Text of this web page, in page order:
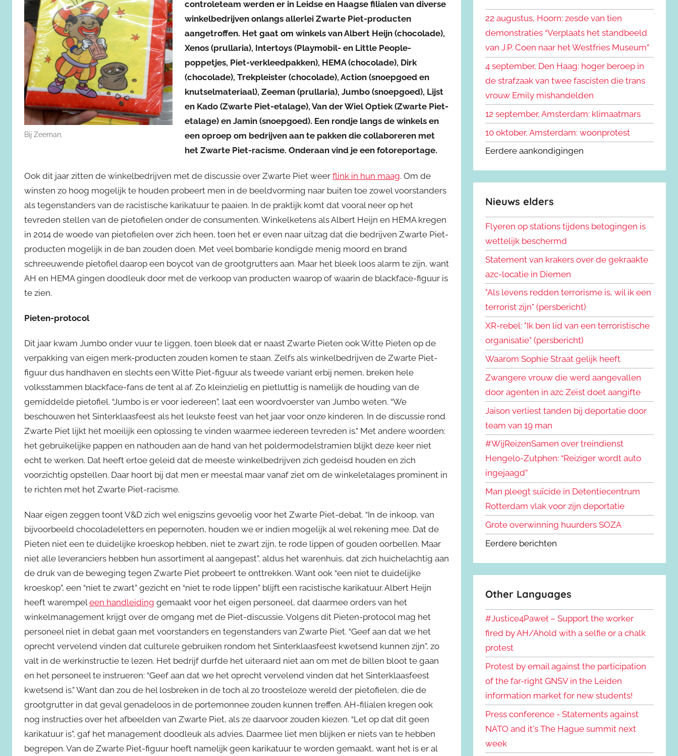
Bij Zeeman.
controleteam werden er in Leidse en Haagse filialen van diverse
winkelbedrijven onlangs allerlei Zwarte Piet-producten
aangetroffen. Het gaat om winkels van Albert Heijn (chocolade),
Xenos (prullaria), Intertoys (Playmobil- en Little People-
poppetjes, Piet-verkleedpakken), HEMA (chocolade), Dirk
(chocolade), Trekpleister (chocolade), Action (snoepgoed en
knutselmateriaal), Zeeman (prullaria), Jumbo (snoepgoed), Lijst
en Kado (Zwarte Piet-etalage), Van der Wiel Optiek (Zwarte Piet-
etalage) en Jamin (snoepgoed). Een rondje langs de winkels en
een oproep om bedrijven aan te pakken die collaboreren met
het Zwarte Piet-racisme. Onderaan vind je een fotoreportage.
Ook dit jaar zitten de winkelbedrijven met de discussie over Zwarte Piet weer flink in hun maag. Om de
winsten zo hoog mogelijk te houden probeert men in de beeldvorming naar buiten toe zowel voorstanders
als tegenstanders van de racistische karikatuur te paaien. In de praktijk komt dat vooral neer op het
tevreden stellen van de pietofielen onder de consumenten. Winkelketens als Albert Heijn en HEMA kregen
in 2014 de woede van pietofielen over zich heen, toen het er even naar uitzag dat die bedrijven Zwarte Piet-
producten mogelijk in de ban zouden doen. Met veel bombarie kondigde menig moord en brand
schreeuwende pietofiel daarop een boycot van de grootgrutters aan. Maar het bleek loos alarm te zijn, want
AH en HEMA gingen doodleuk door met de verkoop van producten waarop of waarin de blackface-figuur is
te zien.
Pieten-protocol
Dit jaar kwam Jumbo onder vuur te liggen, toen bleek dat er naast Zwarte Pieten ook Witte Pieten op de
verpakking van eigen merk-producten zouden komen te staan. Zelfs als winkelbedrijven de Zwarte Piet-
figuur dus handhaven en slechts een Witte Piet-figuur als tweede variant erbij nemen, breken hele
volksstammen blackface-fans de tent al af. Zo kleinzielig en pietluttig is namelijk de houding van de
gemiddelde pietofiel. “Jumbo is er voor iedereen”, laat een woordvoerster van Jumbo weten. “We
beschouwen het Sinterklaasfeest als het leukste feest van het jaar voor onze kinderen. In de discussie rond
Zwarte Piet lijkt het moeilijk een oplossing te vinden waarmee iedereen tevreden is.” Met andere woorden:
het gebruikelijke pappen en nathouden aan de hand van het poldermodelstramien blijkt deze keer niet
echt te werken. Dat heeft ertoe geleid dat de meeste winkelbedrijven zich gedeisd houden en zich
voorzichtig opstellen. Daar hoort bij dat men er meestal maar vanaf ziet om de winkeletalages prominent in
te richten met het Zwarte Piet-racisme.
Naar eigen zeggen toont V&D zich wel enigszins gevoelig voor het Zwarte Piet-debat. “In de inkoop, van
bijvoorbeeld chocoladeletters en pepernoten, houden we er indien mogelijk al wel rekening mee. Dat de
Pieten niet een te duidelijke kroeskop hebben, niet te zwart zijn, te rode lippen of gouden oorbellen. Maar
niet alle leveranciers hebben hun assortiment al aangepast”, aldus het warenhuis, dat zich huichelachtig aan
de druk van de beweging tegen Zwarte Piet probeert te onttrekken. Want ook “een niet te duidelijke
kroeskop”, een “niet te zwart” gezicht en “niet te rode lippen” blijft een racistische karikatuur. Albert Heijn
heeft warempeleen handleiding gemaakt voor het eigen personeel, dat daarmee orders van het
winkelmanagement krijgt over de omgang met de Piet-discussie. Volgens dit Pieten-protocol mag het
personeel niet in debat gaan met voorstanders en tegenstanders van Zwarte Piet. “Geef aan dat we het
oprecht vervelend vinden dat culturele gebruiken rondom het Sinterklaasfeest kwetsend kunnen zijn”, zo
valt in de werkinstructie te lezen. Het bedrijf durfde het uiteraard niet aan om met de billen bloot te gaan
en het personeel te instrueren: “Geef aan dat we het oprecht vervelend vinden dat het Sinterklaasfeest
kwetsend is.” Want dan zou de hel losbreken in de toch al zo troosteloze wereld der pietofielen, die de
grootgrutter in dat geval genadeloos in de portemonnee zouden kunnen treffen. AH-filialen kregen ook
nog instructies over het afbeelden van Zwarte Piet, als ze daarvoor zouden kiezen. “Let op dat dit geen
karikatuur is”, gaf het management doodleuk als advies. Daarmee liet men blijken er niets van te hebben
begrepen. Van de Zwarte Piet-figuur hoeft namelijk geen karikatuur te worden gemaakt, want het is er al
n
a
a
r
:
n
22 augustus, Hoorn: zesde van tien
demonstraties “Verplaats het standbeeld
van J.P. Coen naar het Westfries Museum”
4 september, Den Haag: hoger beroep in
de strafzaak van twee fascisten die trans
vrouw Emily mishandelden
12 september, Amsterdam: klimaatmars
10 oktober, Amsterdam: woonprotest
Eerdere aankondigingen
Nieuws elders
Flyeren op stations tijdens betogingen is
wettelijk beschermd
Statement van krakers over de gekraakte
azc-locatie in Diemen
"Als levens redden terrorisme is, wil ik een
terrorist zijn" (persbericht)
XR-rebel: "Ik ben lid van een terroristische
organisatie" (persbericht)
Waarom Sophie Straat gelijk heeft
Zwangere vrouw die werd aangevallen
door agenten in azc Zeist doet aangifte
Jaison verliest tanden bij deportatie door
team van 19 man
#WijReizenSamen over treindienst
Hengelo-Zutphen: “Reiziger wordt auto
ingejaagd”
Man pleegt suïcide in Detentiecentrum
Rotterdam vlak voor zijn deportatie
Grote overwinning huurders SOZA
Eerdere berichten
Other Languages
#Justice4Paweł – Support the worker
fired by AH/Ahold with a selfie or a chalk
protest
Protest by email against the participation
of the far-right GNSV in the Leiden
information market for new students!
Press conference - Statements against
NATO and it's The Hague summit next
week